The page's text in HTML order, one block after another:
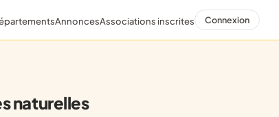
AnnoncesAssociations inscrites Connexion
naturelles